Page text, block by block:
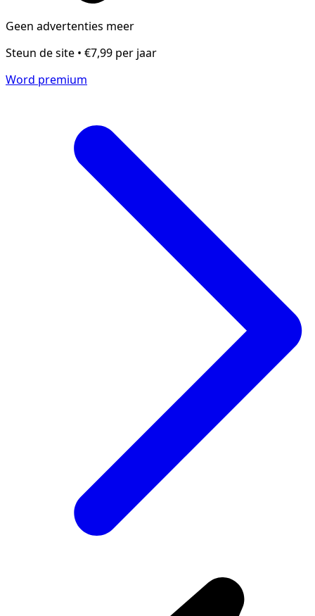
Geen advertenties meer
Steun de site • €7,99 per jaar
Word premium